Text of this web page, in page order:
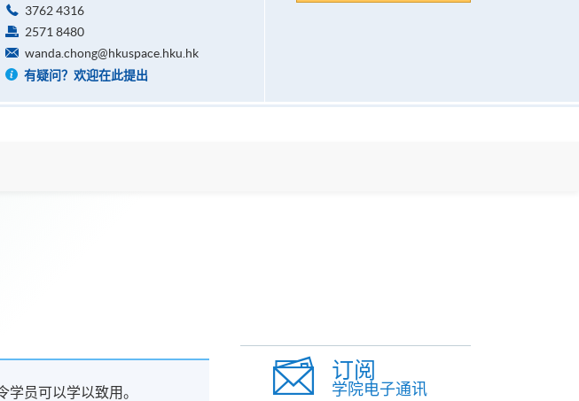
3762 4316
2571 8480
wanda.chong@hkuspace.hku.hk
有疑问？欢迎在此提出
员可以学以致用。
订阅
学院电子通讯